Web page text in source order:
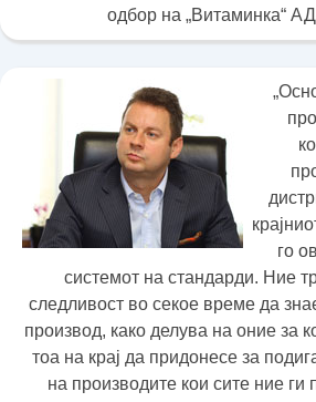
одбор на „Витаминка“
го
системот на стандарди. Ние
следливост во секое време да
производ, како делува на оние за
тоа на крај да придонесе за
на производите кои сите ние ги